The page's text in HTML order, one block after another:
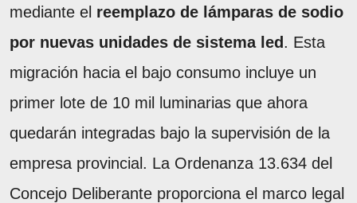
mediante el reemplazo de lámparas de sodio
por nuevas unidades de sistema led . Esta
migración hacia el bajo consumo incluye un
primer lote de 10 mil luminarias que ahora
quedarán integradas bajo la supervisión de la
empresa provincial. La Ordenanza 13.634 del
Concejo Deliberante proporciona el marco legal